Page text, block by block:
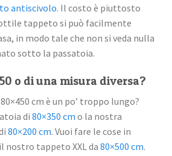
antiscivolo. Il costo è piuttosto
tappeto si può facilmente
in modo tale che non si veda nulla
sotto la passatoia.
o di una misura diversa?
cm è un po’ troppo lungo?
di 80×350 cm o la nostra
80×200 cm. Vuoi fare le cose in
nostro tappeto XXL da 80×500 cm.